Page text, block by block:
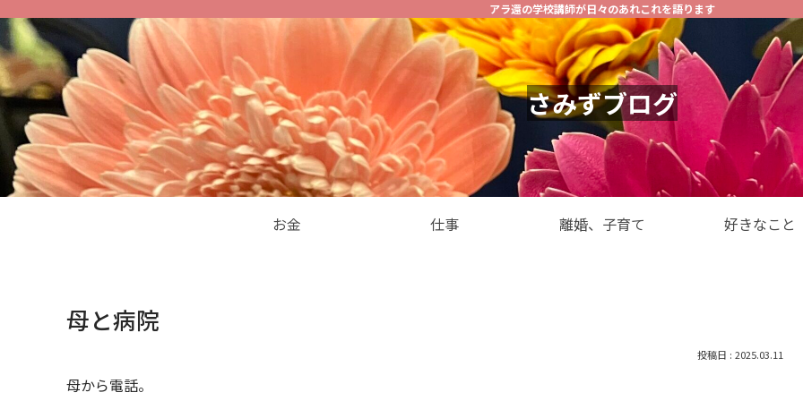
アラ還の学校講師が日々のあれこれを語ります
さみずブログ
お金 仕事 離婚、子育て 好きなこと
母と病院
2025.03.11
母から電話。